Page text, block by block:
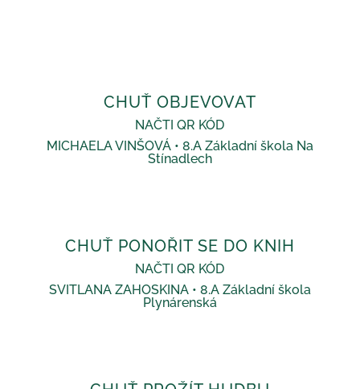
CHUŤ OBJEVOVAT
NAČTI QR KÓD
MICHAELA VINŠOVÁ • 8.A Základní škola Na
Stínadlech
CHUŤ PONOŘIT SE DO KNIH
NAČTI QR KÓD
SVITLANA ZAHOSKINA • 8.A Základní škola
Plynárenská